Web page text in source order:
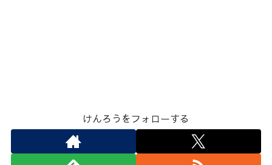
けんろうをフォローする